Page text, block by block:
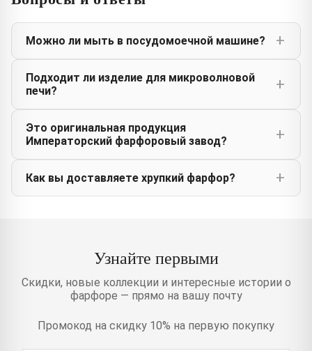
Можно ли мыть в посудомоечной машине?
Подходит ли изделие для микроволновой
печи?
Это оригинальная продукция
Императорский фарфоровый завод?
Как вы доставляете хрупкий фарфор?
Узнайте первыми
Скидки, новые коллекции и интересные истории о
фарфоре — прямо на вашу почту
Промокод на скидку 10% на первую покупку